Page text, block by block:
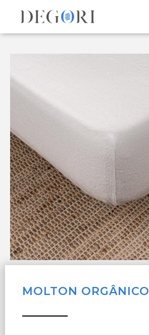
MOLTON ORGÂNICO